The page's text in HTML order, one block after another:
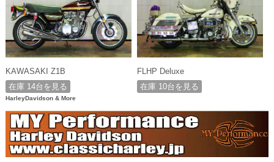
KAWASAKI Z1B
在庫 14台を見る
FLHP Deluxe
在庫 10台を見る
HarleyDavidson & More